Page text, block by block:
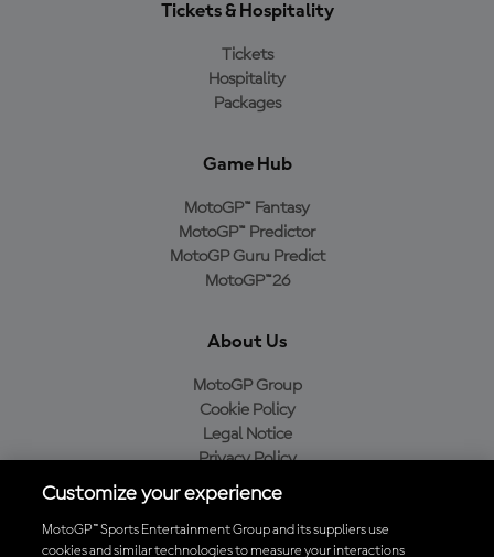
Tickets & Hospitality
Tickets
Hospitality
Packages
Game Hub
MotoGP™ Fantasy
MotoGP™ Predictor
MotoGP Guru Predict
MotoGP™26
About Us
MotoGP Group
Cookie Policy
Legal Notice
Privacy Policy
Purchase Policy
Customize your experience
MotoGP™ Sports Entertainment Group and its suppliers use
cookies and similar technologies to measure your interactions